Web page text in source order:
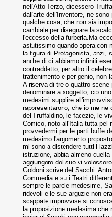
nell'Atto Terzo, dicessero
dall'arte dell'Inventore, ne
qualche cosa, che non sia
cambiale per disegnare la
l'eccesso della furberia.Ma
astutissimo quando opera con
la figura di Protagonista, anzi,
anche di ci abbiamo infiniti
contraddetto; per altro il
trattenimento e per genio, non
A riserva di tre o quattro
denominare a soggetto; cio
medesimi supplire
rappresentarono, che io me
del Truffaldino, le facezie, le
Comico, noto all'Italia tutta pel
provvedermi per le parti buffe
medesimo l'argomento
mi sono a distendere tutti i
istruzione, abbia almeno
aggiungere del suo vi
Goldoni scrive del Sacchi:
Commedia e su i Teatri
sempre le parole medesime,
ridevoli e le sue arguzie non
scappate improvvise si
la proposizione medesima che